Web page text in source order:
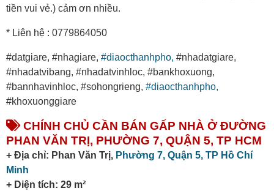
tiền vui vẻ.) cảm ơn nhiều.
* Liên hệ : 0779864050
#datgiare, #nhagiare, #diaocthanhpho, #nhadatgiare,
#nhadatvibang, #nhadatvinhloc, #bankhoxuong,
#bannhavinhloc, #sohongrieng, #diaocthanhpho,
#khoxuonggiare
CHÍNH CHỦ CẦN BÁN GẤP NHÀ Ở ĐƯỜNG
PHAN VĂN TRỊ, PHƯỜNG 7, QUẬN 5, TP HCM
+ Địa chỉ: Phan Văn Trị, Phường 7, Quận 5, TP Hồ Chí
Minh
+ Diện tích: 29 m²